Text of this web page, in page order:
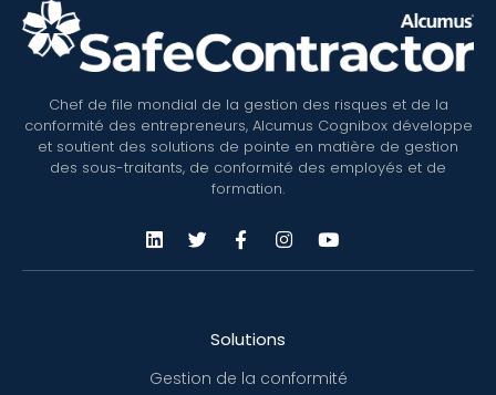
Chef de file mondial de la gestion des risques et de la
conformité des entrepreneurs, Alcumus Cognibox développe
et soutient des solutions de pointe en matière de gestion
des sous-traitants, de conformité des employés et de
formation.
Solutions
Gestion de la conformité